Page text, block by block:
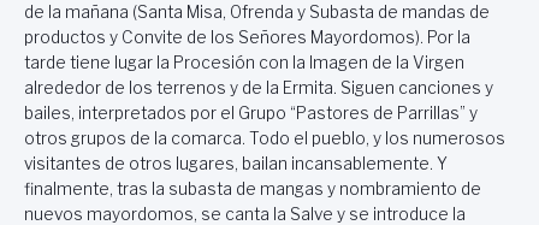
de la mañana (Santa Misa, Ofrenda y Subasta de mandas de
productos y Convite de los Señores Mayordomos). Por la
tarde tiene lugar la Procesión con la Imagen de la Virgen
alrededor de los terrenos y de la Ermita. Siguen canciones y
bailes, interpretados por el Grupo “Pastores de Parrillas” y
otros grupos de la comarca. Todo el pueblo, y los numerosos
visitantes de otros lugares, bailan incansablemente. Y
finalmente, tras la subasta de mangas y nombramiento de
nuevos mayordomos, se canta la Salve y se introduce la